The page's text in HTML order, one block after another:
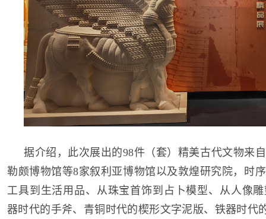
据介绍，此次展出的98件（套）精美古代文物来
勒颇博物馆等8家叙利亚博物馆以及敦煌研究院，时
工具到生活用品、从珠宝首饰到占卜模型、从人像
器时代的手斧、青铜时代的楔形文字泥版、铁器时代